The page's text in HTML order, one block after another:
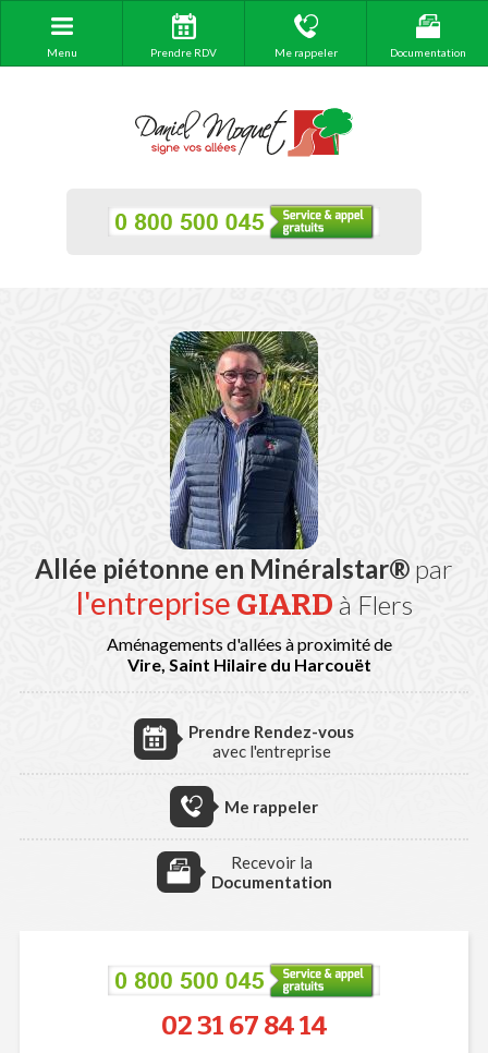
Menu Prendre RDV Me rappeler Documentation
Allée piétonne en Minéralstar® par
l'entreprise GIARD à Flers
Aménagements d'allées à proximité de
Vire, Saint Hilaire du Harcouët
Prendre Rendez-vous
avec l'entreprise
Me rappeler
Recevoir la
Documentation
02 31 67 84 14